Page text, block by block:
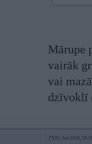
Mārupe
vairāk
vai
dzīvoklī
05. Jun 2026,